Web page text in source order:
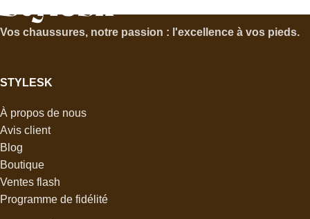
Vos chaussures, notre passion : l'excellence à vos pieds.
STYLESK
À propos de nous
Avis client
Blog
Boutique
Ventes flash
Programme de fidélité